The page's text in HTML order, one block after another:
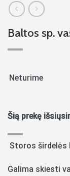
Baltos sp.
Neturime
Šią prekę
Storos širdelės
Galima skiesti